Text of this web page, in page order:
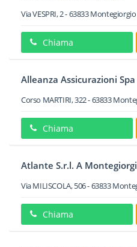
Via VESPRI, 2-63833Montegiorgio
Chiama
Alleanza Assicurazioni
Corso MARTIRI, 322-63833
Chiama
Atlante S.r.l. A
Via MILISCOLA, 506-63833
Chiama